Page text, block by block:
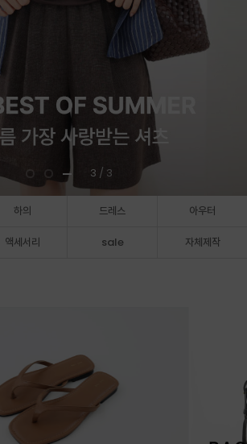
3 / 3
하의 드레스 아우터
액세서리 sale 자체제작